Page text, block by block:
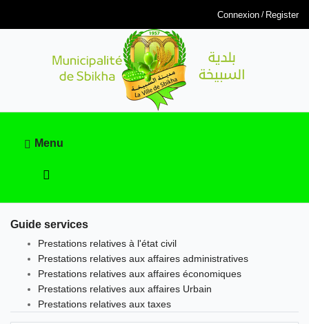
Connexion Register
Menu
Guide services
Prestations relatives à l'état civil
Prestations relatives aux affaires administratives
Prestations relatives aux affaires économiques
Prestations relatives aux affaires Urbain
Prestations relatives aux taxes